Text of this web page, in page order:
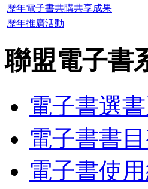
歷年電子書共購共享成果
歷年推廣活動
聯盟電子書
電子書選
電子書書
電子書使